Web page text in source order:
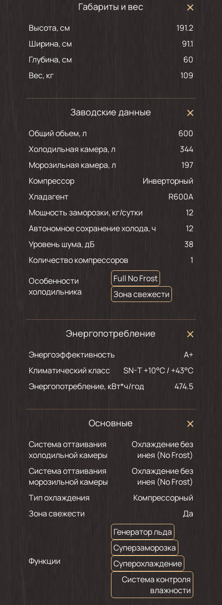
Габариты и вес
Высота, см
191.2
Ширина, см
91.1
Глубина, см
60
Вес, кг
109
Заводские данные
Общий объем, л
600
Холодильная камера, л
344
Морозильная камера, л
197
Компрессор
Инверторный
Хладагент
R600A
Мощность заморозки, кг/сутки
12
Автономное сохранение холода, ч
12
Уровень шума, дБ
38
Количество компрессоров
1
Особенности
холодильника
Full No Frost
Зона свежести
Энергопотребление
Энергоэффективность
A+
Климатический класс
SN-T +10°C / +43°C
Энергопотребление, кВт*ч/год
474.5
Основные
Система оттаивания
холодильной камеры
Охлаждение без
инея (No Frost)
Система оттаивания
морозильной камеры
Охлаждение без
инея (No Frost)
Тип охлаждения
Компрессорный
Зона свежести
Да
Функции
Генератор льда
Суперзаморозка
Суперохлаждение
Система контроля
влажности